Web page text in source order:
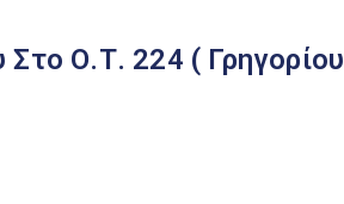
Ο.Τ. 224 ( Γρηγορίου